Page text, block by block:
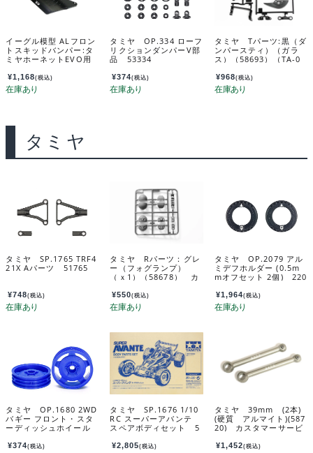
イーグル模型 ALフロン
トスキッドバンパー:タ
ミヤホーネットEVO用
¥1,168(税込)
タミヤ OP.334 ローフ
リクションダンパーV部
品 53334
¥374(税込)
タミヤ Tパーツ:黒（ダ
ンパースティ）（ガラ
ス）（58693）（TA-0
スパーツ 19115533-0
00
¥968(税込)
タミヤ
タミヤ SP.1765 TRF4
21X Aパーツ 51765
¥748(税込)
タミヤ Rパーツ：グレ
ー（フォグランプ）
（ｘ1）（58678） カ
ツ 10115908-000
¥550(税込)
タミヤ OP.2079 アル
ミデフホルダー (0.5m
mオフセット 2個) 220
¥1,964(税込)
タミヤ OP.1680 2WD
バギー フロント・スタ
ーディッシュホイール
¥374(税込)
タミヤ SP.1676 1/10
RC スーパーアバンテ
スペアボディセット 5
¥2,805(税込)
タミヤ 39mm (2本)
(硬質 アルマイト)(587
20) カスタマーサービ
00
¥1,452(税込)